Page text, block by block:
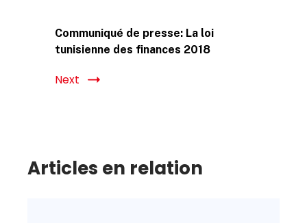
Communiqué de presse: La loi
tunisienne des finances 2018
Next
Articles en relation